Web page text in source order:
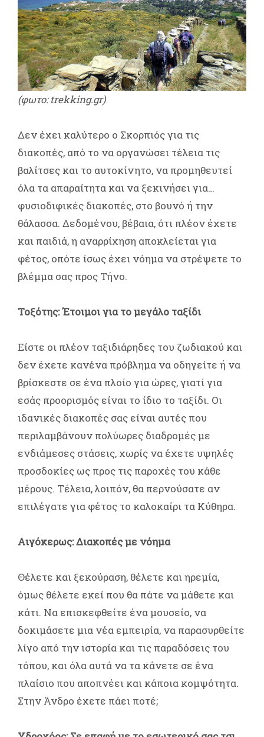
(φωτο: trekking.gr)
Δεν έχει καλύτερο ο Σκορπιός για τις
διακοπές, από το να οργανώσει τέλεια τις
βαλίτσες και το αυτοκίνητο, να προμηθευτεί
όλα τα απαραίτητα και να ξεκινήσει για…
φυσιοδιφικές διακοπές, στο βουνό ή την
θάλασσα. Δεδομένου, βέβαια, ότι πλέον έχετε
και παιδιά, η αναρρίχηση αποκλείεται για
φέτος, οπότε ίσως έχει νόημα να στρέψετε το
βλέμμα σας προς Τήνο.
Τοξότης: Έτοιμοι για το μεγάλο ταξίδι
Είστε οι πλέον ταξιδιάρηδες του ζωδιακού και
δεν έχετε κανένα πρόβλημα να οδηγείτε ή να
βρίσκεστε σε ένα πλοίο για ώρες, γιατί για
εσάς προορισμός είναι το ίδιο το ταξίδι. Οι
ιδανικές διακοπές σας είναι αυτές που
περιλαμβάνουν πολύωρες διαδρομές με
ενδιάμεσες στάσεις, χωρίς να έχετε υψηλές
προσδοκίες ως προς τις παροχές του κάθε
μέρους. Τέλεια, λοιπόν, θα περνούσατε αν
επιλέγατε για φέτος το καλοκαίρι τα Κύθηρα.
Αιγόκερως: Διακοπές με νόημα
Θέλετε και ξεκούραση, θέλετε και ηρεμία,
όμως θέλετε εκεί που θα πάτε να μάθετε και
κάτι. Να επισκεφθείτε ένα μουσείο, να
δοκιμάσετε μια νέα εμπειρία, να παρασυρθείτε
λίγο από την ιστορία και τις παραδόσεις του
τόπου, και όλα αυτά να τα κάνετε σε ένα
πλαίσιο που αποπνέει και κάποια κομψότητα.
Στην Άνδρο έχετε πάει ποτέ;